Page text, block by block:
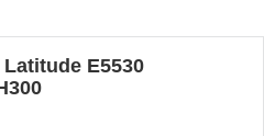
E5530